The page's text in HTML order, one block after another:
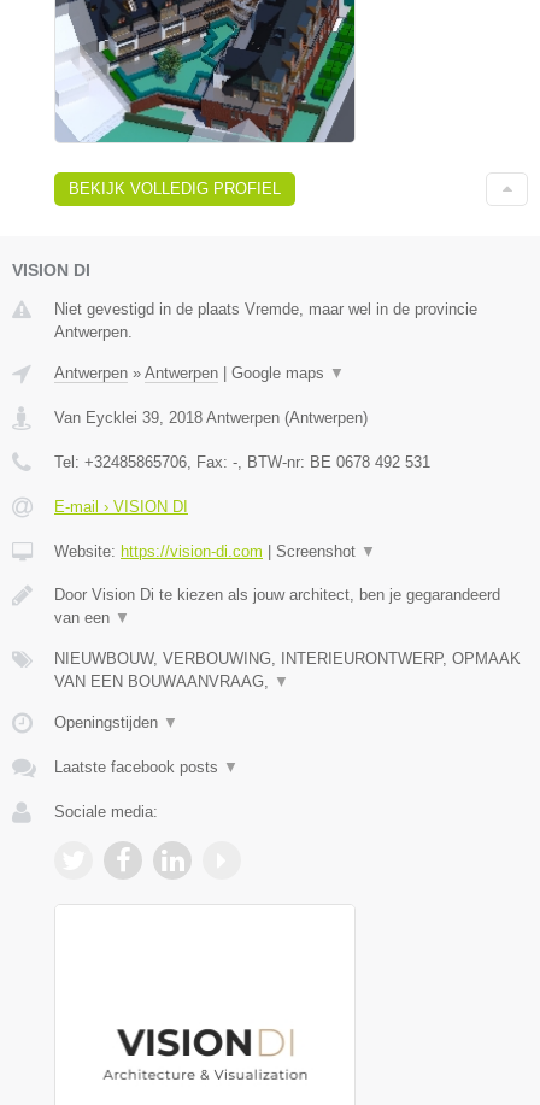
BEKIJK VOLLEDIG PROFIEL
VISION DI
Niet gevestigd in de plaats Vremde, maar wel in de provincie
Antwerpen.
Antwerpen » Antwerpen Google maps ▼
Van Eycklei 39, 2018 Antwerpen (Antwerpen)
Tel: +32485865706, Fax: -, BTW-nr: BE 0678 492 531
E-mail › VISION DI
Website: https://vision-di.com Screenshot ▼
Door Vision Di te kiezen als jouw architect, ben je gegarandeerd
van een ▼
NIEUWBOUW, VERBOUWING, INTERIEURONTWERP, OPMAAK
VAN EEN BOUWAANVRAAG, ▼
Openingstijden ▼
Laatste facebook posts ▼
Sociale media: